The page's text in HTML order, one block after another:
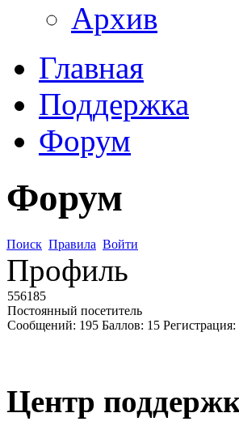
Архив
Главная
Поддержка
Форум
Форум
Поиск Правила Войти
Профиль
556185
Постоянный посетитель
Сообщений: 195 Баллов: 15 Регистрация:
Центр